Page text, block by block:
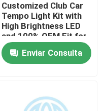
Customized Club Car
Tempo Light Kit with
High Brightness LED
and 100% OEM Fit for
Golf Cart
Enviar Consulta